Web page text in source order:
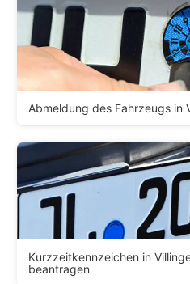
Abmeldung des Fahrzeugs in
Kurzzeitkennzeichen in
beantragen